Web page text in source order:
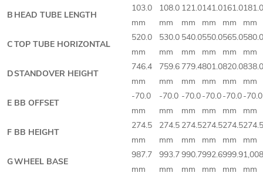
B HEAD TUBE LENGTH
103.0
mm
108.0
mm
121.0
mm
141.0
mm
161.0
mm
181.0
mm
CTOP TUBE HORIZONTAL
520.0
mm
530.0
mm
540.0
mm
550.0
mm
565.0
mm
580.0
mm
DSTANDOVER HEIGHT
746.4
mm
759.6
mm
779.4
mm
801.0
mm
820.0
mm
838.0
mm
E BB OFFSET
-70.0
mm
-70.0
mm
-70.0
mm
-70.0
mm
-70.0
mm
-70.0
mm
F BB HEIGHT
274.5
mm
274.5
mm
274.5
mm
274.5
mm
274.5
mm
274.5
mm
GWHEEL BASE
987.7
mm
993.7
mm
990.7
mm
992.6
mm
999.9
mm
mm